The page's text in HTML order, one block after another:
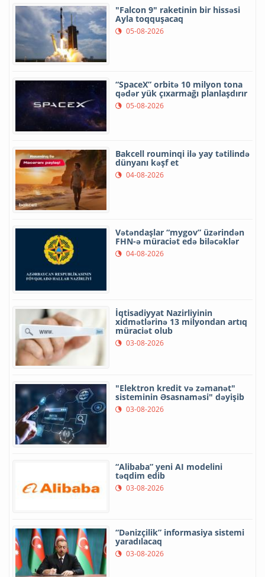
"Falcon 9" raketinin bir hissəsi
Ayla toqquşacaq
05-08-2026
“SpaceX” orbitə 10 milyon tona
qədər yük çıxarmağı planlaşdırır
05-08-2026
Bakcell rouminqi ilə yay tətilində
dünyanı kəşf et
04-08-2026
Vətəndaşlar “mygov” üzərindən
FHN-ə müraciət edə biləcəklər
04-08-2026
İqtisadiyyat Nazirliyinin
xidmətlərinə 13 milyondan artıq
müraciət olub
03-08-2026
"Elektron kredit və zəmanət"
sisteminin Əsasnaməsi" dəyişib
03-08-2026
“Alibaba” yeni AI modelini
təqdim edib
03-08-2026
“Dənizçilik” informasiya sistemi
yaradılacaq
03-08-2026